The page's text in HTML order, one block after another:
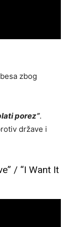
zbog
porez”.
države i
/ “I Want It